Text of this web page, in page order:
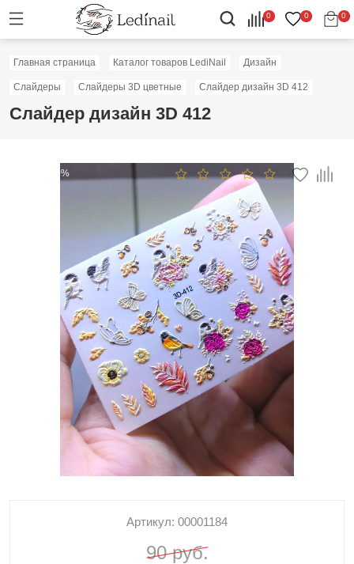
0 0 0
Главная страница Каталог товаров LediNail Дизайн
Слайдеры Слайдеры 3D цветные Слайдер дизайн 3D 412
Слайдер дизайн 3D 412
Скидка: 50%
Артикул: 00001184
90 руб.